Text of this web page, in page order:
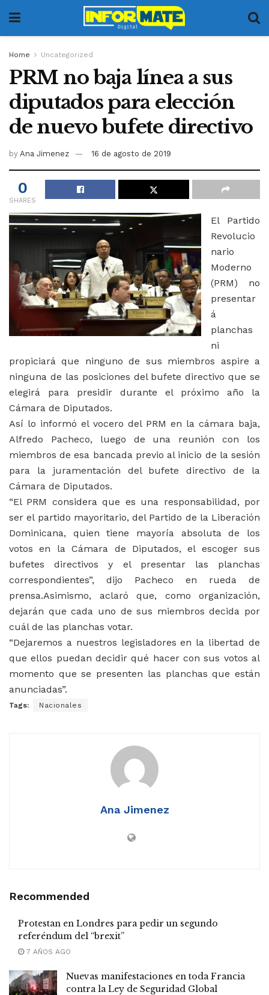
Home Uncategorized
PRM no baja línea a sus
diputados para elección
de nuevo bufete directivo
by Ana Jimenez 16 de agosto de 2019
0
SHARES
El Partido
Revolucio
nario
Moderno
(PRM) no
presentar
á
planchas
ni
propiciará que ninguno de sus miembros aspire a
ninguna de las posiciones del bufete directivo que se
elegirá para presidir durante el próximo año la
Cámara de Diputados.
Así lo informó el vocero del PRM en la cámara baja,
Alfredo Pacheco, luego de una reunión con los
miembros de esa bancada previo al inicio de la sesión
para la juramentación del bufete directivo de la
Cámara de Diputados.
“El PRM considera que es una responsabilidad, por
ser el partido mayoritario, del Partido de la Liberación
Dominicana, quien tiene mayoría absoluta de los
votos en la Cámara de Diputados, el escoger sus
bufetes directivos y el presentar las planchas
correspondientes”, dijo Pacheco en rueda de
prensa.Asimismo, aclaró que, como organización,
dejarán que cada uno de sus miembros decida por
cuál de las planchas votar.
“Dejaremos a nuestros legisladores en la libertad de
que ellos puedan decidir qué hacer con sus votos al
momento que se presenten las planchas que están
anunciadas”.
Tags: Nacionales
Ana Jimenez
Recommended
Protestan en Londres para pedir un segundo
referéndum del “brexit”
7 AÑOS AGO
Nuevas manifestaciones en toda Francia
contra la Ley de Seguridad Global